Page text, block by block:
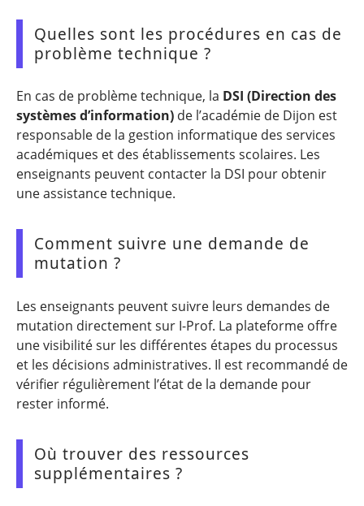
Quelles sont les procédures en cas de
problème technique ?
En cas de problème technique, la DSI (Direction des
systèmes d’information) de l’académie de Dijon est
responsable de la gestion informatique des services
académiques et des établissements scolaires. Les
enseignants peuvent contacter la DSI pour obtenir
une assistance technique.
Comment suivre une demande de
mutation ?
Les enseignants peuvent suivre leurs demandes de
mutation directement sur I-Prof. La plateforme offre
une visibilité sur les différentes étapes du processus
et les décisions administratives. Il est recommandé de
vérifier régulièrement l’état de la demande pour
rester informé.
Où trouver des ressources
supplémentaires ?